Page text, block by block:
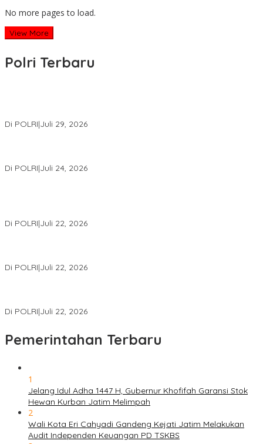
No more pages to load.
View More
Polri Terbaru
Di POLRI|Juli 29, 2026
Di POLRI|Juli 24, 2026
Di POLRI|Juli 22, 2026
Di POLRI|Juli 22, 2026
Di POLRI|Juli 22, 2026
Pemerintahan Terbaru
1
Jelang Idul Adha 1447 H, Gubernur Khofifah Garansi Stok
Hewan Kurban Jatim Melimpah
2
Wali Kota Eri Cahyadi Gandeng Kejati Jatim Melakukan
Audit Independen Keuangan PD TSKBS